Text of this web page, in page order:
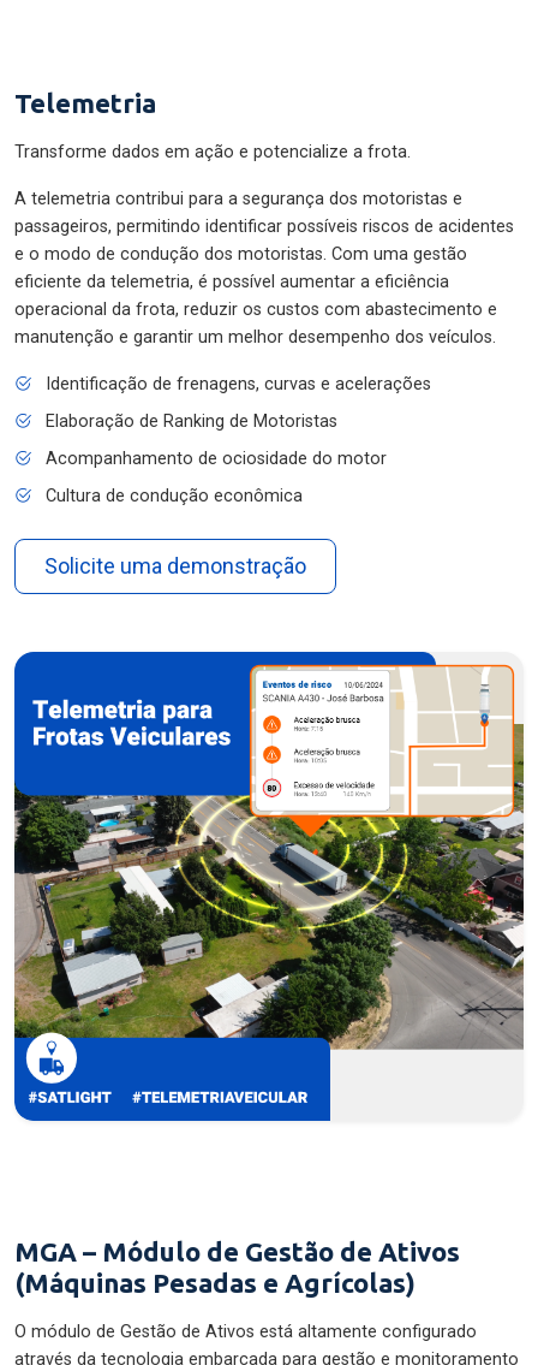
Telemetria
Transforme dados em ação e potencialize a frota.
A telemetria contribui para a segurança dos motoristas e
passageiros, permitindo identificar possíveis riscos de acidentes
e o modo de condução dos motoristas. Com uma gestão
eficiente da telemetria, é possível aumentar a eficiência
operacional da frota, reduzir os custos com abastecimento e
manutenção e garantir um melhor desempenho dos veículos.
Identificação de frenagens, curvas e acelerações
Elaboração de Ranking de Motoristas
Acompanhamento de ociosidade do motor
Cultura de condução econômica
Solicite uma demonstração
MGA – Módulo de Gestão de Ativos
(Máquinas Pesadas e Agrícolas)
O módulo de Gestão de Ativos está altamente configurado
através da tecnologia embarcada para gestão e monitoramento